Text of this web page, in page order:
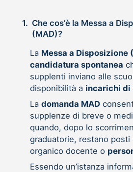
1. Che cos’è la Messa a Disposizione
(MAD)?
La Messa a Disposizione
candidatura spontanea
supplenti inviano alle
disponibilità a incarichi di
La domanda MAD
supplenze di breve o
quando, dopo lo
graduatorie, restano posti
organico docente o
Essendo un’istanza